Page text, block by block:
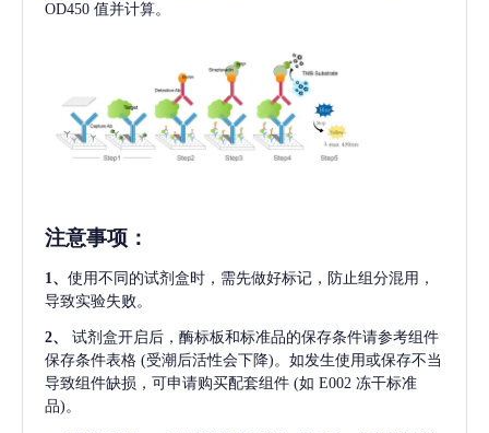
OD450 值并计算。
注意事项 ：
1、 使用不同的试剂盒时，需先做好标记，防止组分混用，
导致实验失败。
2、
试剂盒开启后，酶标板和标准品的保存条件请参考组件
保存条件表格 (受潮后活性会下降)。如发生使用或保存不当
导致组件缺损，可申请购买配套组件 (如 E002 冻干标准
品)。